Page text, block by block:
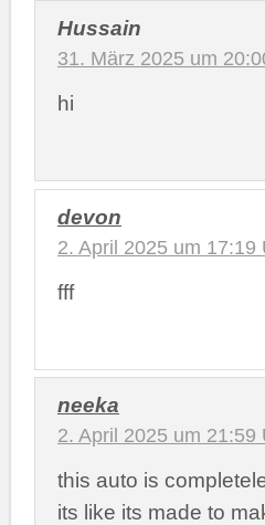
Hussain
31. März 2025 um
hi
devon
2. April 2025 um 17:19
fff
neeka
2. April 2025 um 21:59
this auto is
its like its made to